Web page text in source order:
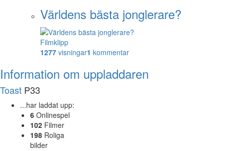
Världens bästa jonglerare?
Filmklipp
1277 visningar1 kommentar
Information om uppladdaren
Toast P33
...har laddat upp:
6 Onlinespel
102 Filmer
198 Roliga
bilder